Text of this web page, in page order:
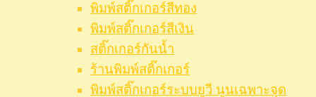
พิมพ์สติ๊กเกอร์สีทอง
พิมพ์สติ๊กเกอร์สีเงิน
สติ๊กเกอร์กันน้ำ
ร้านพิมพ์สติ๊กเกอร์
พิมพ์สติ๊กเกอร์ระบบยูวี นูนเฉพาะจุด